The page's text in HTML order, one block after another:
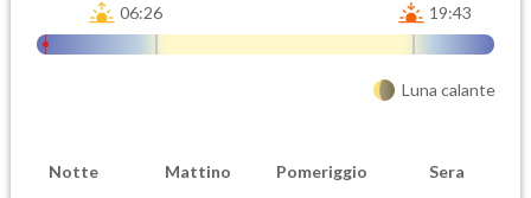
06:26 19:43
Luna calante
Notte Mattino Pomeriggio Sera